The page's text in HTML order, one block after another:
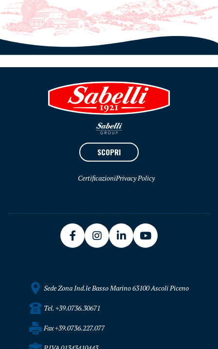
SCOPRI
CertificazioniPrivacy Policy
Sede Zona Ind.le Basso Marino 63100 Ascoli Piceno
Tel. +39.0736.30671
Fax +39.0736.227.077